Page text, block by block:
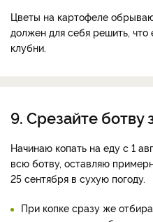
Цветы на картофеле
должен для себя решить,
клубни.
9. Срезайте ботву
Начинаю копать на еду с 1
всю ботву, оставляю
25 сентября в сухую погоду.
При копке сразу же